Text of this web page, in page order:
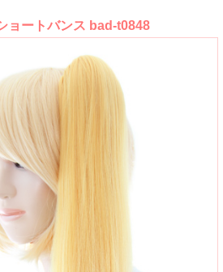
ョートバンス bad-t0848